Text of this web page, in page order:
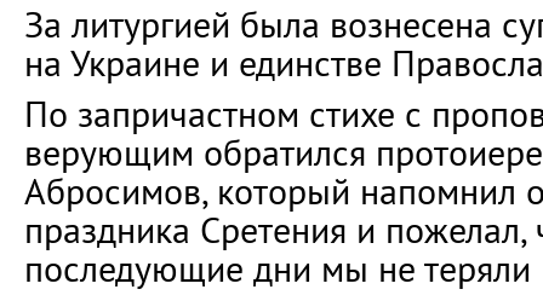
За литургией была вознесена
на Украине и единстве
По запричастном стихе с
верующим обратился
Абросимов, который напомнил
праздника Сретения и пожелал,
последующие дни мы не